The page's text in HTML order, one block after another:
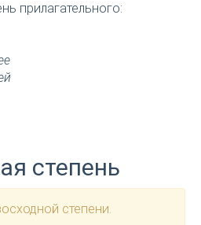
прилагательного:
степень
степени.